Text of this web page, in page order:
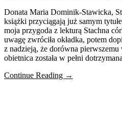
Donata Maria Dominik-Stawicka,
książki przyciągają już samym
moja przygoda z lekturą Stachna
uwagę zwróciła okładka, potem
z nadzieją, że dorówna pierwszemu
obietnica została w pełni
Continue Reading →